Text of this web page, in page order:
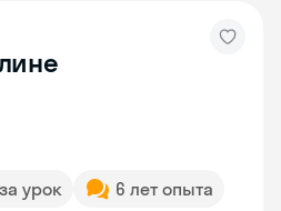
урок
6 лет опыта